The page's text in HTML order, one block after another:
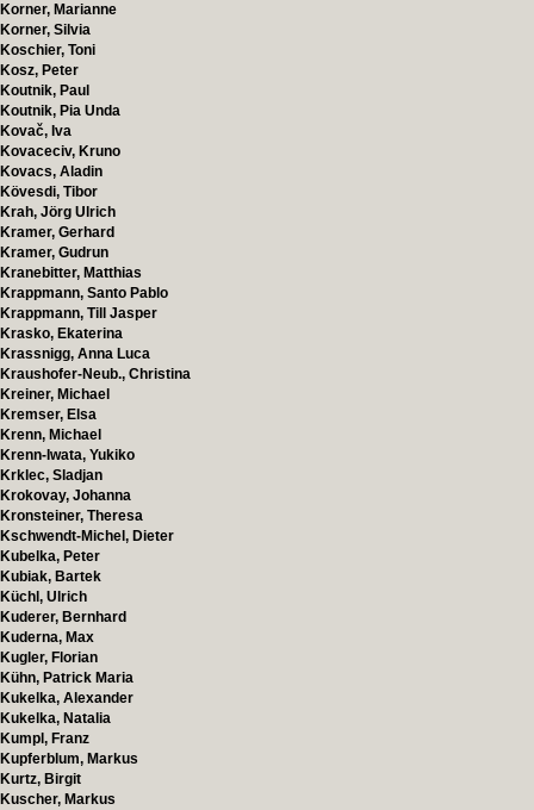
Korner, Marianne
Korner, Silvia
Koschier, Toni
Kosz, Peter
Koutnik, Paul
Koutnik, Pia Unda
Kovač, Iva
Kovaceciv, Kruno
Kovacs, Aladin
Kövesdi, Tibor
Krah, Jörg Ulrich
Kramer, Gerhard
Kramer, Gudrun
Kranebitter, Matthias
Krappmann, Santo Pablo
Krappmann, Till Jasper
Krasko, Ekaterina
Krassnigg, Anna Luca
Kraushofer-Neub., Christina
Kreiner, Michael
Kremser, Elsa
Krenn, Michael
Krenn-Iwata, Yukiko
Krklec, Sladjan
Krokovay, Johanna
Kronsteiner, Theresa
Kschwendt-Michel, Dieter
Kubelka, Peter
Kubiak, Bartek
Küchl, Ulrich
Kuderer, Bernhard
Kuderna, Max
Kugler, Florian
Kühn, Patrick Maria
Kukelka, Alexander
Kukelka, Natalia
Kumpl, Franz
Kupferblum, Markus
Kurtz, Birgit
Kuscher, Markus